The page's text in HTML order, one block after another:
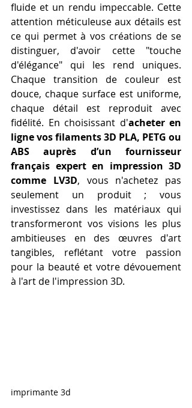
fluide et un rendu impeccable. Cette
attention méticuleuse aux détails est
ce qui permet à vos créations de se
distinguer, d'avoir cette "touche
d'élégance" qui les rend uniques.
Chaque transition de couleur est
douce, chaque surface est uniforme,
chaque détail est reproduit avec
fidélité. En choisissant d'acheter en
ligne vos filaments 3D PLA, PETG ou
ABS auprès d’un fournisseur
français expert en impression 3D
comme LV3D, vous n'achetez pas
seulement un produit ; vous
investissez dans les matériaux qui
transformeront vos visions les plus
ambitieuses en des œuvres d'art
tangibles, reflétant votre passion
pour la beauté et votre dévouement
à l'art de l'impression 3D.
imprimante 3d